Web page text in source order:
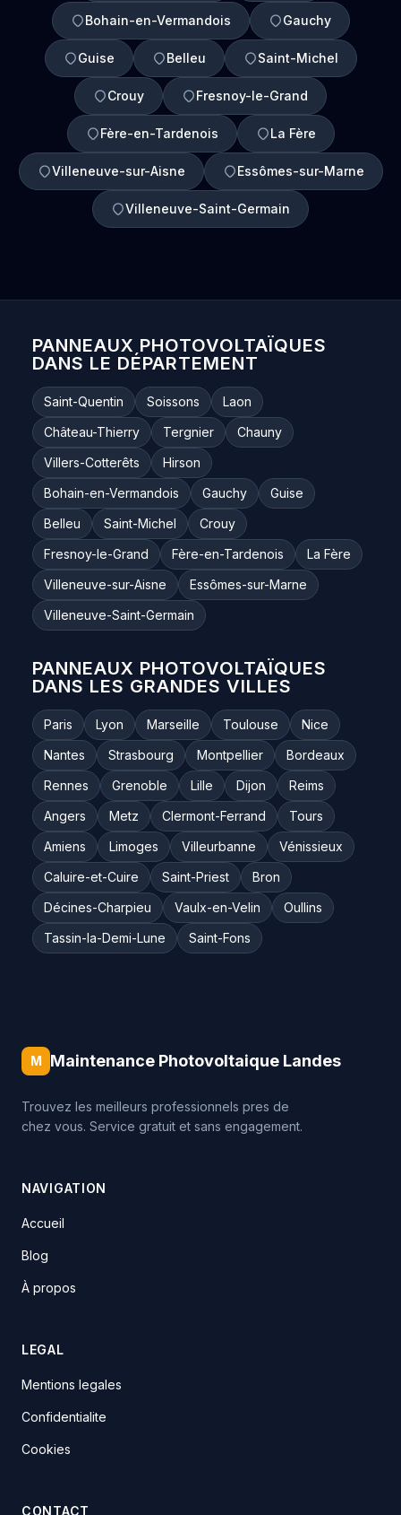
Bohain-en-Vermandois Gauchy
Guise Belleu Saint-Michel
Crouy Fresnoy-le-Grand
Fère-en-Tardenois La Fère
Villeneuve-sur-Aisne Essômes-sur-Marne
Villeneuve-Saint-Germain
PANNEAUX PHOTOVOLTAÏQUES
DANS LE DÉPARTEMENT
Saint-Quentin Soissons
Laon
Château-Thierry
Tergnier
Chauny
Villers-Cotterêts
Hirson
Bohain-en-Vermandois
Gauchy
Guise
Belleu
Saint-Michel
Crouy
Fresnoy-le-Grand
Fère-en-Tardenois
La Fère
Villeneuve-sur-Aisne
Essômes-sur-Marne
Villeneuve-Saint-Germain
PANNEAUX PHOTOVOLTAÏQUES
DANS LES GRANDES VILLES
Paris Lyon Marseille Toulouse
Nice
Nantes
Strasbourg Montpellier
Bordeaux
Rennes
Grenoble Lille Dijon
Reims
Angers
Metz Clermont-Ferrand
Tours
Amiens
Limoges Villeurbanne
Vénissieux
Caluire-et-Cuire
Saint-Priest
Bron
Décines-Charpieu
Vaulx-en-Velin
Oullins
Tassin-la-Demi-Lune
Saint-Fons
M Maintenance Photovoltaique Landes
Trouvez les meilleurs professionnels pres de
chez vous. Service gratuit et sans engagement.
NAVIGATION
Accueil
Blog
À propos
LEGAL
Mentions legales
Confidentialite
Cookies
CONTACT